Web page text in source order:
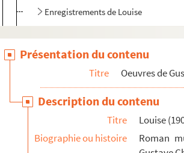
Enregistrements de Louise
Ouvrages imprimés
Photographies des expositions
Dessins et caricatures
Adaptations cinématographiques
Affaire Blois. Radio L.-L. et procès à
Présentation du contenu
Titre Oeuvres de
Description du contenu
Titre
Louise
Biographie ou histoire
Roman